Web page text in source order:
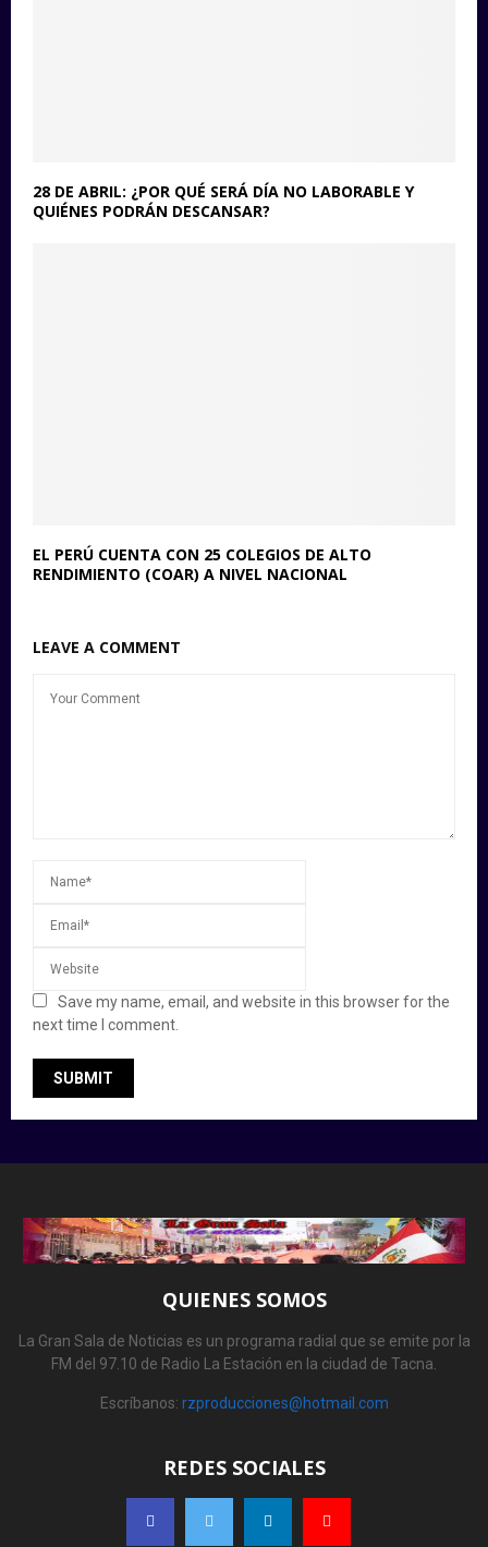
28 DE ABRIL: ¿POR QUÉ SERÁ DÍA NO LABORABLE Y
QUIÉNES PODRÁN DESCANSAR?
EL PERÚ CUENTA CON 25 COLEGIOS DE ALTO
RENDIMIENTO (COAR) A NIVEL NACIONAL
LEAVE A COMMENT
Save my name, email, and website in this browser for the
next time I comment.
QUIENES SOMOS
La Gran Sala de Noticias es un programa radial que se emite por la
FM del 97.10 de Radio La Estación en la ciudad de Tacna.
Escríbanos: rzproducciones@hotmail.com
REDES SOCIALES